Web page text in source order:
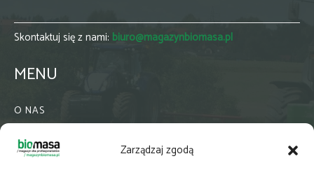
Zarządzaj zgodą
Skontaktuj się z nami: biuro@magazynbiomasa.pl
MENU
O NAS
WSPÓŁPRACA